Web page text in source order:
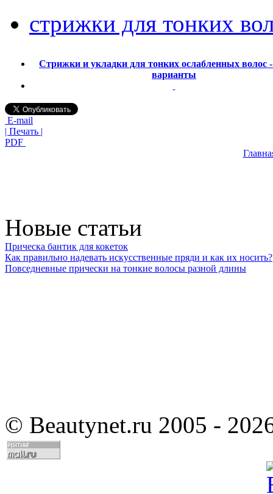
стрижки для тонких
Стрижки и укладки для тонких ослабленных волос
варианты
E-mail
| Печать |
PDF
Новые статьи
Прическа бантик для кокеток
Как правильно надевать искусственные пряди и как их носить?
Повседневные прически на тонкие волосы разной длины
© Beautynet.ru 2005 -